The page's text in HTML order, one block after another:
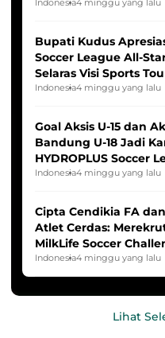
Indonesia Putri
Indonesia4 minggu yang lalu
Bupati Kudus
Soccer League All-
Selaras Visi Sports
Indonesia4 minggu yang lalu
Goal Aksis U-15 dan
Bandung U-18 Jadi
HYDROPLUS Soccer
2025/2026
Indonesia4 minggu yang lalu
Cipta Cendikia FA
Atlet Cerdas:
MilkLife Soccer
HYDROPLUS Soccer
Indonesia4 minggu yang lalu
Lihat